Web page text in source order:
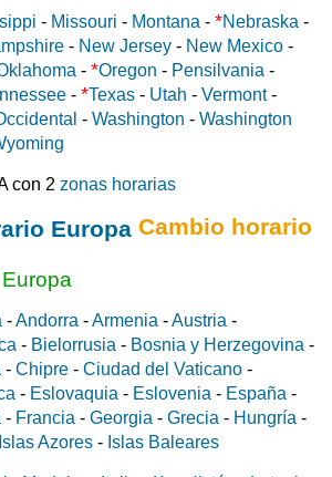
- Missouri - Montana - *Nebraska -
- New Jersey - New Mexico -
- *Oregon - Pensilvania -
- *Texas - Utah - Vermont-
- Washington - Washington
con 2 zonas horarias
Cambio horario
-Andorra -Armenia -Austria -
- Bielorrusia - Bosnia y Herzegovina -
- Chipre - Ciudad del Vaticano -
- Eslovaquia - Eslovenia - España -
- Francia - Georgia - Grecia - Hungría -
Islas Azores - Islas Baleares